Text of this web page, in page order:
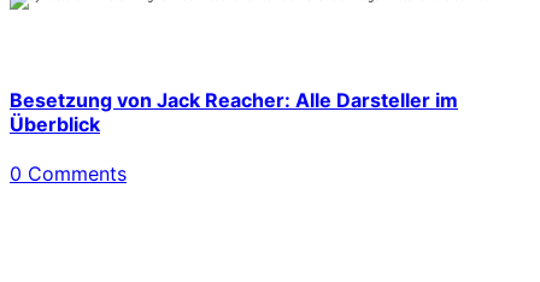
Besetzung von Jack Reacher: Alle Darsteller im
Überblick
0 Comments